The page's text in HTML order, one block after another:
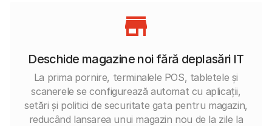
Deschide magazine noi fără deplasări IT
La prima pornire, terminalele POS, tabletele și
scanerele se configurează automat cu aplicații,
setări și politici de securitate gata pentru magazin,
reducând lansarea unui magazin nou de la zile la